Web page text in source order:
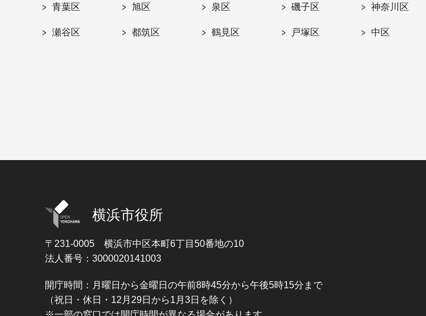
青葉区 旭区 泉区 磯子区 神奈川区
瀬谷区 都筑区 鶴見区 戸塚区 中区
横浜市役所
〒231-0005 横浜市中区本町6丁目50番地の10
法人番号：3000020141003
開庁時間：月曜日から金曜日の午前8時45分から午後5時15分まで
（祝日・休日・12月29日から1月3日を除く）